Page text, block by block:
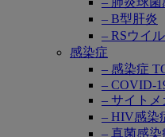
– B型肝炎
– RSウイ
感染症
– 感染症
– COVID-
– サイト
– HIV感染
– 真菌感染